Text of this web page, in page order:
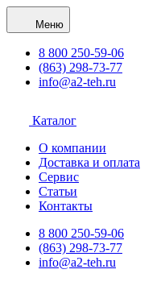
Меню
8 800 250-59-06
(863) 298-73-77
info@a2-teh.ru
Каталог
О компании
Доставка и оплата
Сервис
Статьи
Контакты
8 800 250-59-06
(863) 298-73-77
info@a2-teh.ru